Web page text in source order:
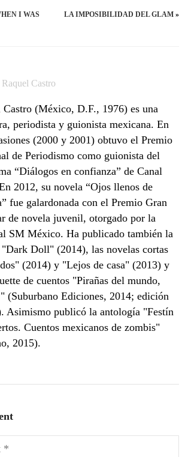
I WAS
LA IMPOSIBILIDAD DEL GLAM »
Raquel Castro
Castro (México, D.F., 1976) es una
periodista y guionista mexicana. En
(2000 y 2001) obtuvo el Premio
de Periodismo como guionista del
“Diálogos en confianza” de Canal
2012, su novela “Ojos llenos de
fue galardonada con el Premio Gran
de novela juvenil, otorgado por la
SM México. Ha publicado también la
Doll" (2014), las novelas cortas
(2014) y "Lejos de casa" (2013) y
de cuentos "Pirañas del mundo,
(Suburbano Ediciones, 2014; edición
Asimismo publicó la antología "Festín
Cuentos mexicanos de zombis"
2015).